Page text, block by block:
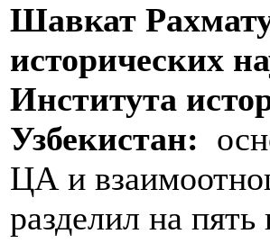
Шавкат
исторических
Института
Узбекистан:
ЦА и
разделил на пять